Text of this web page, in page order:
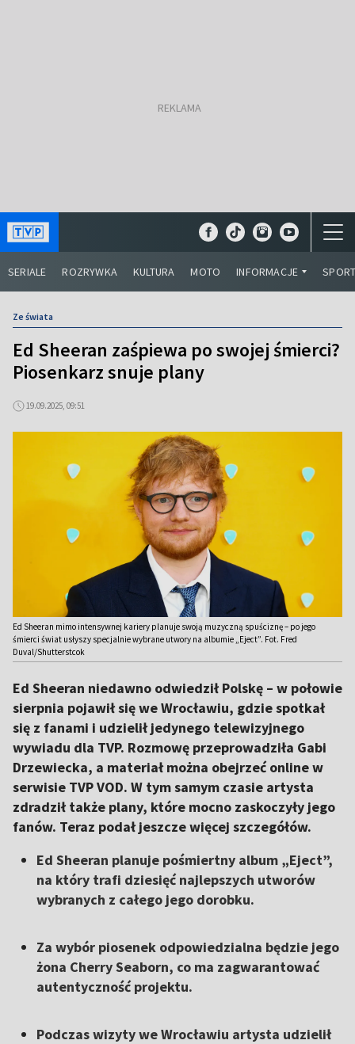
SERIALE ROZRYWKA KULTURA MOTO INFORMACJE
Ze świata
Ed Sheeran zaśpiewa po swojej śmierci?
Piosenkarz snuje plany
19.09.2025, 09:51
Ed Sheeran mimo intensywnej kariery planuje swoją muzyczną spuściznę – po jego
śmierci świat usłyszy specjalnie wybrane utwory na albumie „Eject”. Fot. Fred
Duval/Shutterstcok
Ed Sheeran niedawno odwiedził Polskę – w połowie
sierpnia pojawił się we Wrocławiu, gdzie spotkał
się z fanami i udzielił jedynego telewizyjnego
wywiadu dla TVP. Rozmowę przeprowadziła Gabi
Drzewiecka, a materiał można obejrzeć online w
serwisie TVP VOD. W tym samym czasie artysta
zdradził także plany, które mocno zaskoczyły jego
fanów. Teraz podał jeszcze więcej szczegółów.
Ed Sheeran planuje pośmiertny album „Eject”,
na który trafi dziesięć najlepszych utworów
wybranych z całego jego dorobku.
Za wybór piosenek odpowiedzialna będzie jego
żona Cherry Seaborn, co ma zagwarantować
autentyczność projektu.
Podczas wizyty we Wrocławiu artysta udzielił